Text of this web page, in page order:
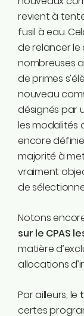
revient à
fusil à eau.
de relancer le
nombreuses
de primes
nouveau
désignés par
les modalités
encore
majorité à
vraiment
de
Notons encore
sur le CPAS
matière
allocations
Par ailleurs, le
certes